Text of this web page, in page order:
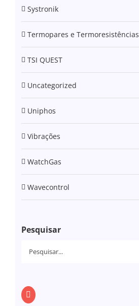
Systronik
Termopares e Termoresistências
TSI QUEST
Uncategorized
Uniphos
Vibrações
WatchGas
Wavecontrol
Pesquisar
Pesquisar